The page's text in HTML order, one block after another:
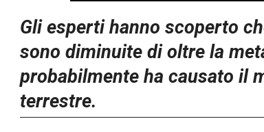
Gli esperti hanno scoperto
sono diminuite di oltre la
probabilmente ha causato il
terrestre.